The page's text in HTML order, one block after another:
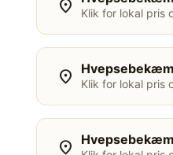
location_on Klik for lokal pris
location_on Klik for lokal pris
location_on